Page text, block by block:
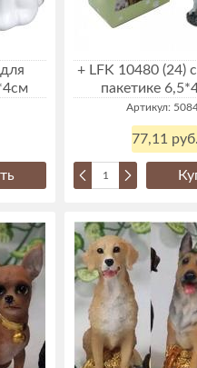
+ LFK 10480 (24)
пакетике
Артикул:
77,11 руб.